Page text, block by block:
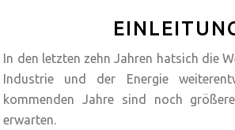
In den letzten zehn Jahren hatsich die
Industrie und der Energie
kommenden Jahre sind noch
erwarten.